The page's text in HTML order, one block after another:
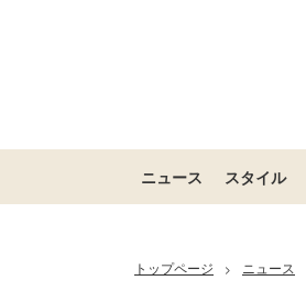
ニュース スタイル
トップページ > ニュース